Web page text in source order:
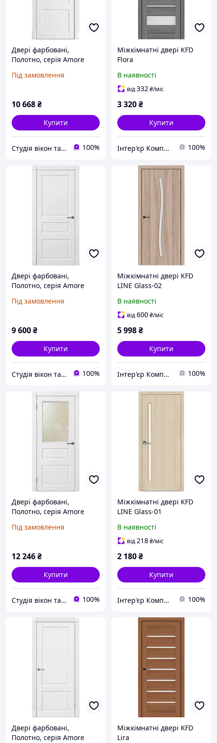
Двері фарбовані,
Полотно, серія Amore
Під замовлення
10 668₴
Купити
Студія вікон та дверей "Ropavka" 100%
Міжкімнатні двері KFD
Flora
В наявності
від332₴/міс
3 320₴
Купити
Інтер'єр Комплекс 100%
Двері фарбовані,
Полотно, серія Amore
Під замовлення
9 600₴
Купити
Студія вікон та дверей "Ropavka" 100%
Міжкімнатні двері KFD
LINE Glass-02
В наявності
від600₴/міс
5 998₴
Купити
Інтер'єр Комплекс 100%
Двері фарбовані,
Полотно, серія Amore
Під замовлення
12 246₴
Купити
Студія вікон та дверей "Ropavka" 100%
Міжкімнатні двері KFD
LINE Glass-01
В наявності
від218₴/міс
2 180₴
Купити
Інтер'єр Комплекс 100%
Двері фарбовані,
Полотно, серія Amore
Міжкімнатні двері KFD
Lira